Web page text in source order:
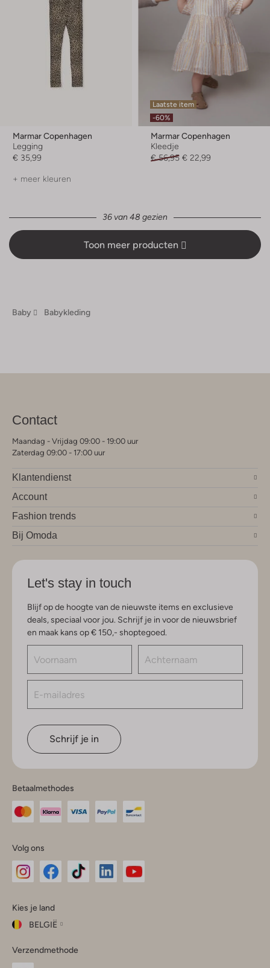
Marmar Copenhagen
Legging
€ 35,99
+ meer kleuren
Laatste item
-60%
Marmar Copenhagen
Kleedje
€ 56,95 € 22,99
36 van 48 gezien
Toon meer producten
Baby Babykleding
Contact
Maandag - Vrijdag 09:00 - 19:00 uur
Zaterdag 09:00 - 17:00 uur
Klantendienst
Account
Fashion trends
Bij Omoda
Let's stay in touch
Blijf op de hoogte van de nieuwste items en exclusieve
deals, speciaal voor jou. Schrijf je in voor de nieuwsbrief
en maak kans op € 150,- shoptegoed.
Schrijf je in
Betaalmethodes
Volg ons
InstagramFacebook
Kies je land
BELGIË
je
land
Verzendmethode